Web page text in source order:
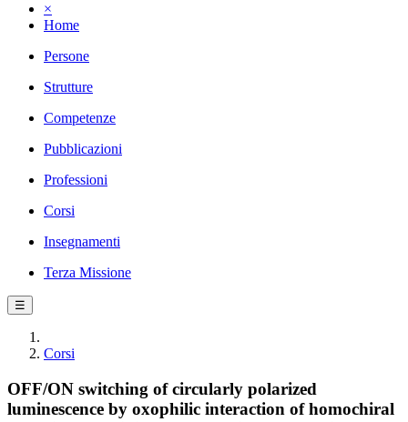
×
Home
Persone
Strutture
Competenze
Pubblicazioni
Professioni
Corsi
Insegnamenti
Terza Missione
☰
Corsi
OFF/ON switching of circularly polarized
luminescence by oxophilic interaction of homochiral